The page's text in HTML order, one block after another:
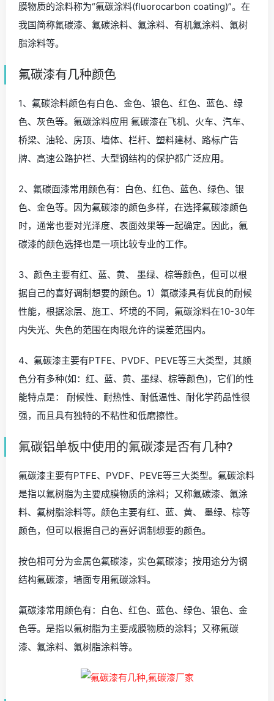
膜物质的涂料称为“氟碳涂料(fluorocarbon coating)”。在
我国简称氟碳漆、氟碳涂料、氟涂料、有机氟涂料、氟树
脂涂料等。
氟碳漆有几种颜色
1、氟碳涂料颜色有白色、金色、银色、红色、蓝色、绿
色、灰色等。氟碳涂料应用 氟碳漆在飞机、火车、汽车、
桥梁、油轮、房顶、墙体、栏杆、塑料建材、路标广告
牌、高速公路护栏、大型钢结构的保护都广泛应用。
2、氟碳面漆常用颜色有：白色、红色、蓝色、绿色、银
色、金色等。因为氟碳漆的颜色多样，在选择氟碳漆颜色
时，通常也要对光泽度、表面效果等一起确定。因此，氟
碳漆的颜色选择也是一项比较专业的工作。
3、颜色主要有红、蓝、黄、 墨绿、棕等颜色，但可以根
据自己的喜好调制想要的颜色。1）氟碳漆具有优良的耐候
性能，根据涂层、施工、坏境的不同，氟碳涂料在10-30年
内失光、失色的范围在肉眼允许的误差范围内。
4、氟碳漆主要有PTFE、PVDF、PEVE等三大类型，其颜
色分有多种(如：红、蓝、黄、墨绿、棕等颜色)，它们的性
能特点是： 耐候性、耐热性、耐低温性、耐化学药品性很
强，而且具有独特的不粘性和低磨擦性。
氟碳铝单板中使用的氟碳漆是否有几种?
氟碳漆主要有PTFE、PVDF、PEVE等三大类型。氟碳涂料
是指以氟树脂为主要成膜物质的涂料；又称氟碳漆、氟涂
料、氟树脂涂料等。颜色主要有红、蓝、黄、 墨绿、棕等
颜色，但可以根据自己的喜好调制想要的颜色。
按色相可分为金属色氟碳漆，实色氟碳漆；按用途分为钢
结构氟碳漆，墙面专用氟碳涂料。
氟碳漆常用颜色有：白色、红色、蓝色、绿色、银色、金
色等。是指以氟树脂为主要成膜物质的涂料；又称氟碳
漆、氟涂料、氟树脂涂料等。